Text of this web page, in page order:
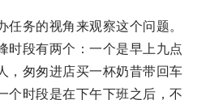
务的视角来观察这个问题。
时段有两个：一个是早上九点
，匆匆进店买一杯奶昔带回车
个时段是在下午下班之后，不